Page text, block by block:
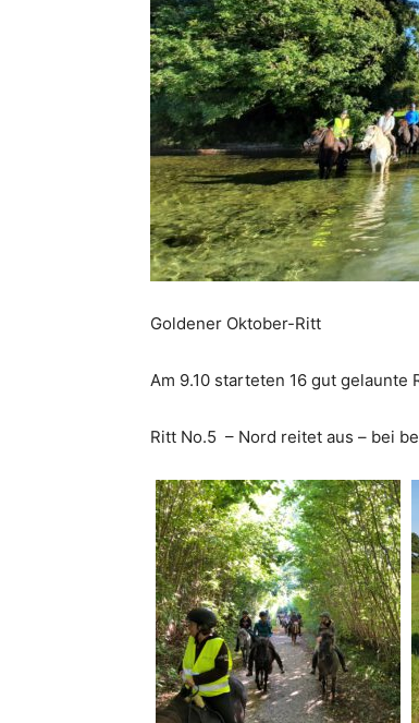
Goldener Oktober-Ritt
Am 9.10 starteten 16 gut gelaunte
Ritt No.5 – Nord reitet aus – bei